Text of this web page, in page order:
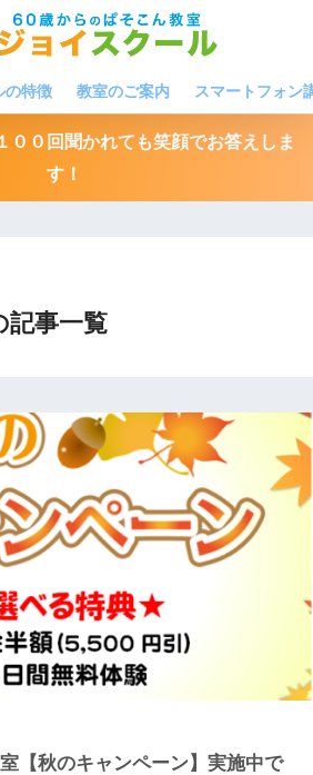
の特徴 教室のご案内 スマートフォン
００回聞かれても笑顔でお答えしま
す！
記事一覧
【秋のキャンペーン】実施中で